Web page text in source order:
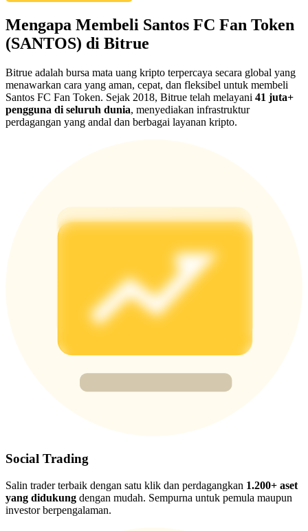
Deposit CASHCAT & Win
Share 500000 CASHCAT prize pool
Precious Metals Trading Carnival
USDT New User Exclusive 10% APR
USDT Flexible Staking | Daily Rewards
BTC New User Exclusive: 6.5% APR
Mengapa Membeli Santos FC Fan Token
(SANTOS) di Bitrue
Bitrue adalah bursa mata uang kripto terpercaya secara global yang
menawarkan cara yang aman, cepat, dan fleksibel untuk membeli
Santos FC Fan Token. Sejak 2018, Bitrue telah melayani 41 juta+
pengguna di seluruh dunia, menyediakan infrastruktur
perdagangan yang andal dan berbagai layanan kripto.
Social Trading
Salin trader terbaik dengan satu klik dan perdagangkan 1.200+ aset
yang didukung dengan mudah. Sempurna untuk pemula maupun
investor berpengalaman.